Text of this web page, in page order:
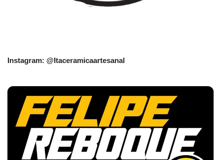
Instagram: @Itaceramicaartesanal